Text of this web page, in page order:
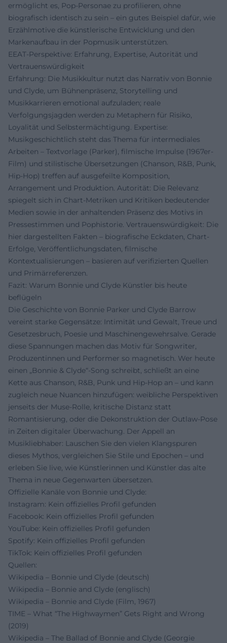
ermöglicht es, Pop-Personae zu profilieren, ohne
biografisch identisch zu sein – ein gutes Beispiel dafür, wie
Erzählmotive die künstlerische Entwicklung und den
Markenaufbau in der Popmusik unterstützen.
EEAT-Perspektive: Erfahrung, Expertise, Autorität und
Vertrauenswürdigkeit
Erfahrung: Die Musikkultur nutzt das Narrativ von Bonnie
und Clyde, um Bühnenpräsenz, Storytelling und
Musikkarrieren emotional aufzuladen; reale
Verfolgungsjagden werden zu Metaphern für Risiko,
Loyalität und Selbstermächtigung. Expertise:
Musikgeschichtlich steht das Thema für intermediales
Arbeiten – Textvorlage (Parker), filmische Impulse (1967er-
Film) und stilistische Übersetzungen (Chanson, R&B, Punk,
Hip-Hop) treffen auf ausgefeilte Komposition,
Arrangement und Produktion. Autorität: Die Relevanz
spiegelt sich in Chart-Metriken und Kritiken bedeutender
Medien sowie in der anhaltenden Präsenz des Motivs in
Pressestimmen und Pophistorie. Vertrauenswürdigkeit: Die
hier dargestellten Fakten – biografische Eckdaten, Chart-
Erfolge, Veröffentlichungsdaten, filmische
Kontextualisierungen – basieren auf verifizierten Quellen
und Primärreferenzen.
Fazit: Warum Bonnie und Clyde Künstler bis heute
beflügeln
Die Geschichte von Bonnie Parker und Clyde Barrow
vereint starke Gegensätze: Intimität und Gewalt, Treue und
Gesetzesbruch, Poesie und Maschinengewehrsalve. Gerade
diese Spannungen machen das Motiv für Songwriter,
Produzentinnen und Performer so magnetisch. Wer heute
einen „Bonnie & Clyde“-Song schreibt, schließt an eine
Kette aus Chanson, R&B, Punk und Hip-Hop an – und kann
zugleich neue Nuancen hinzufügen: weibliche Perspektiven
jenseits der Muse-Rolle, kritische Distanz statt
Romantisierung, oder die Dekonstruktion der Outlaw-Pose
in Zeiten digitaler Überwachung. Der Appell an
Musikliebhaber: Lauschen Sie den vielen Klangspuren
dieses Mythos, vergleichen Sie Stile und Epochen – und
erleben Sie live, wie Künstlerinnen und Künstler das alte
Thema in neue Gegenwarten übersetzen.
Offizielle Kanäle von Bonnie und Clyde:
Instagram: Kein offizielles Profil gefunden
Facebook: Kein offizielles Profil gefunden
YouTube: Kein offizielles Profil gefunden
Spotify: Kein offizielles Profil gefunden
TikTok: Kein offizielles Profil gefunden
Quellen:
Wikipedia – Bonnie und Clyde (deutsch)
Wikipedia – Bonnie and Clyde (englisch)
Wikipedia – Bonnie and Clyde (Film, 1967)
TIME – What “The Highwaymen” Gets Right and Wrong
(2019)
Wikipedia – The Ballad of Bonnie and Clyde (Georgie